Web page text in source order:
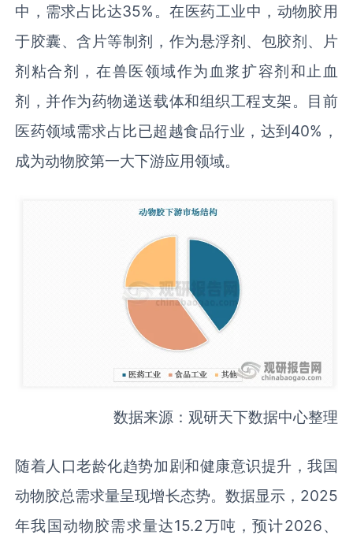
中，需求占比达35%。在医药工业中，动物胶用
于胶囊、含片等制剂，作为悬浮剂、包胶剂、片
剂粘合剂，在兽医领域作为血浆扩容剂和止血
剂，并作为药物递送载体和组织工程支架。目前
医药领域需求占比已超越食品行业，达到40%，
成为动物胶第一大下游应用领域。
数据来源：观研天下数据中心整理
随着人口老龄化趋势加剧和健康意识提升，我国
动物胶总需求量呈现增长态势。数据显示，2025
年我国动物胶需求量达15.2万吨，预计2026、